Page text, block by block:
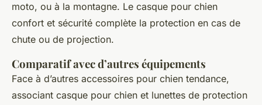
moto, ou à la montagne. Le casque pour chien
confort et sécurité complète la protection en cas de
chute ou de projection.
Comparatif avec d’autres équipements
Face à d’autres accessoires pour chien tendance,
associant casque pour chien et lunettes de protection